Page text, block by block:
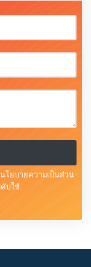
นโยบายความเป็นส่วน
บใช้